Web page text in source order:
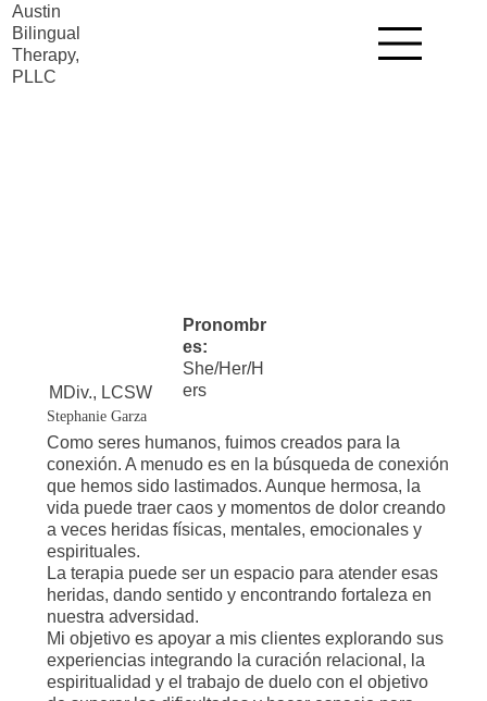
Austin
Bilingual
Therapy,
PLLC
MDiv., LCSW
Stephanie Garza
Como seres humanos, fuimos creados para la
conexión. A menudo es en la búsqueda de conexión
que hemos sido lastimados. Aunque hermosa, la
vida puede traer caos y momentos de dolor creando
a veces heridas físicas, mentales, emocionales y
espirituales.
La terapia puede ser un espacio para atender esas
heridas, dando sentido y encontrando fortaleza en
nuestra adversidad.
Mi objetivo es apoyar a mis clientes explorando sus
experiencias integrando la curación relacional, la
espiritualidad y el trabajo de duelo con el objetivo
Pronombr
es:
She/Her/H
ers